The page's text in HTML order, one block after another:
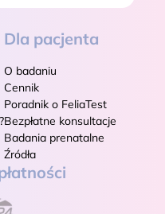
Dla pacjenta
O badaniu
Cennik
Poradnik o FeliaTest
Bezpłatne konsultacje
Badania prenatalne
Źródła